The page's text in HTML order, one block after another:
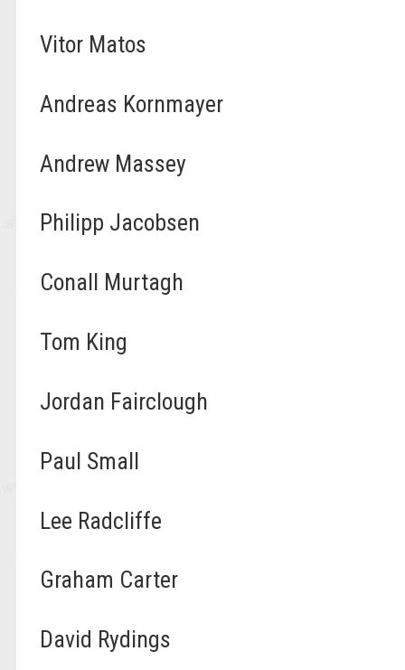
Vitor Matos
Andreas Kornmayer
Andrew Massey
Philipp Jacobsen
Conall Murtagh
Tom King
Jordan Fairclough
Paul Small
Lee Radcliffe
Graham Carter
David Rydings